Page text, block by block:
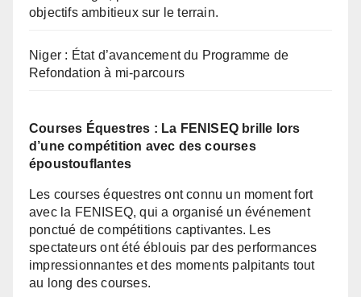
objectifs ambitieux sur le terrain.
Niger : État d’avancement du Programme de
Refondation à mi-parcours
Courses Équestres : La FENISEQ brille lors
d’une compétition avec des courses
époustouflantes
Les courses équestres ont connu un moment fort
avec la FENISEQ, qui a organisé un événement
ponctué de compétitions captivantes. Les
spectateurs ont été éblouis par des performances
impressionnantes et des moments palpitants tout
au long des courses.